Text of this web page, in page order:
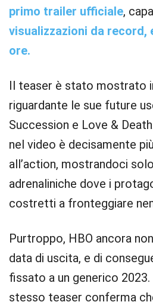
primo trailer ufficiale,
visualizzazioni da record,
ore.
Il teaser è stato mostrato
riguardante le sue future
Succession e Love &
nel video è decisamente
all’action, mostrandoci
adrenaliniche dove i
costretti a fronteggiare
Purtroppo, HBO ancora
data di uscita, e di
fissato a un generico
stesso teaser conferma